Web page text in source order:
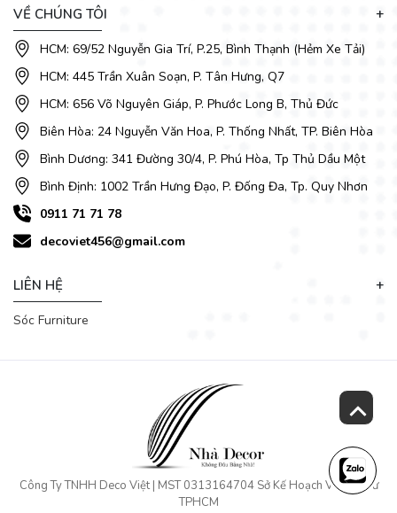
VỀ CHÚNG TÔI
HCM: 69/52 Nguyễn Gia Trí, P.25, Bình Thạnh (Hẻm Xe Tải)
HCM: 445 Trần Xuân Soạn, P. Tân Hưng, Q7
HCM: 656 Võ Nguyên Giáp, P. Phước Long B, Thủ Đức
Biên Hòa: 24 Nguyễn Văn Hoa, P. Thống Nhất, TP. Biên Hòa
Bình Dương: 341 Đường 30/4, P. Phú Hòa, Tp Thủ Dầu Một
Bình Định: 1002 Trần Hưng Đạo, P. Đống Đa, Tp. Quy Nhơn
0911 71 71 78
decoviet456@gmail.com
LIÊN HỆ
Sóc Furniture
Công Ty TNHH Deco Việt | MST 0313164704 Sở Kế Hoạch Và Đầu Tư
TPHCM